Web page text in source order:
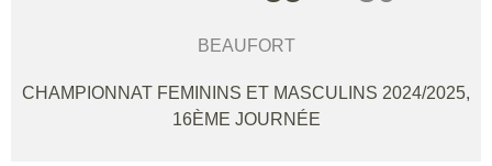
BEAUFORT
CHAMPIONNAT FEMININS ET MASCULINS 2024/2025,
16ÈME JOURNÉE